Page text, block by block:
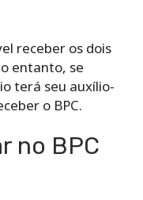
receber os dois
entanto, se
terá seu auxílio-
o BPC.
no BPC